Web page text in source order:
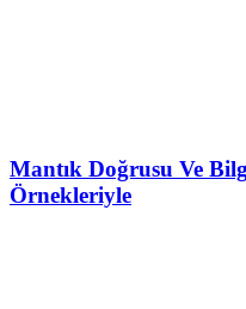
Mantık Doğrusu Ve
Örnekleriyle